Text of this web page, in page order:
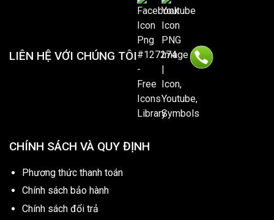
LIÊN HỆ VỚI CHÚNG TÔI
CHÍNH SÁCH VÀ QUY ĐỊNH
Phương thức thanh toán
Chính sách bảo hành
Chính sách đổi trả